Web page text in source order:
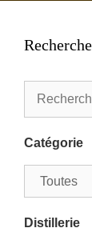
Catégorie
Distillerie